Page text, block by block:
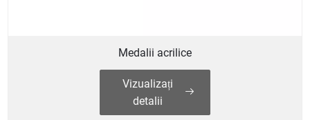
Medalii acrilice
Vizualizați
detalii